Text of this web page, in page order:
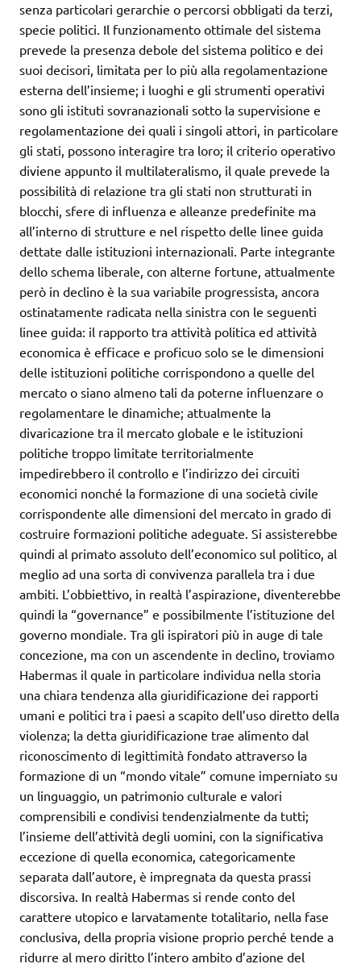
senza particolari gerarchie o percorsi obbligati da terzi,
specie politici. Il funzionamento ottimale del sistema
prevede la presenza debole del sistema politico e dei
suoi decisori, limitata per lo più alla regolamentazione
esterna dell’insieme; i luoghi e gli strumenti operativi
sono gli istituti sovranazionali sotto la supervisione e
regolamentazione dei quali i singoli attori, in particolare
gli stati, possono interagire tra loro; il criterio operativo
diviene appunto il multilateralismo, il quale prevede la
possibilità di relazione tra gli stati non strutturati in
blocchi, sfere di influenza e alleanze predefinite ma
all’interno di strutture e nel rispetto delle linee guida
dettate dalle istituzioni internazionali. Parte integrante
dello schema liberale, con alterne fortune, attualmente
però in declino è la sua variabile progressista, ancora
ostinatamente radicata nella sinistra con le seguenti
linee guida: il rapporto tra attività politica ed attività
economica è efficace e proficuo solo se le dimensioni
delle istituzioni politiche corrispondono a quelle del
mercato o siano almeno tali da poterne influenzare o
regolamentare le dinamiche; attualmente la
divaricazione tra il mercato globale e le istituzioni
politiche troppo limitate territorialmente
impedirebbero il controllo e l’indirizzo dei circuiti
economici nonché la formazione di una società civile
corrispondente alle dimensioni del mercato in grado di
costruire formazioni politiche adeguate. Si assisterebbe
quindi al primato assoluto dell’economico sul politico, al
meglio ad una sorta di convivenza parallela tra i due
ambiti. L’obbiettivo, in realtà l’aspirazione, diventerebbe
quindi la “governance” e possibilmente l’istituzione del
governo mondiale. Tra gli ispiratori più in auge di tale
concezione, ma con un ascendente in declino, troviamo
Habermas il quale in particolare individua nella storia
una chiara tendenza alla giuridificazione dei rapporti
umani e politici tra i paesi a scapito dell’uso diretto della
violenza; la detta giuridificazione trae alimento dal
riconoscimento di legittimità fondato attraverso la
formazione di un “mondo vitale” comune imperniato su
un linguaggio, un patrimonio culturale e valori
comprensibili e condivisi tendenzialmente da tutti;
l’insieme dell’attività degli uomini, con la significativa
eccezione di quella economica, categoricamente
separata dall’autore, è impregnata da questa prassi
discorsiva. In realtà Habermas si rende conto del
carattere utopico e larvatamente totalitario, nella fase
conclusiva, della propria visione proprio perché tende a
ridurre al mero diritto l’intero ambito d’azione del